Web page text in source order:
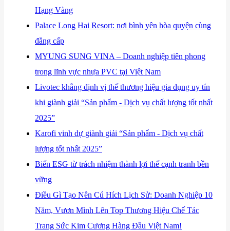
Hạng Vàng
​Palace Long Hai Resort: nơi bình yên hòa quyện cùng
đẳng cấp
​MYUNG SUNG VINA – Doanh nghiệp tiên phong
trong lĩnh vực nhựa PVC tại Việt Nam
​Livotec khẳng định vị thế thương hiệu gia dụng uy tín
khi giành giải “Sản phẩm - Dịch vụ chất lượng tốt nhất
2025”
​Karofi vinh dự giành giải “Sản phẩm - Dịch vụ chất
lượng tốt nhất 2025”
​Biến ESG từ trách nhiệm thành lợi thế cạnh tranh bền
vững
Điều Gì Tạo Nên Cú Hích Lịch Sử: Doanh Nghiệp 10
Năm, Vươn Mình Lên Top Thương Hiệu Chế Tác
Trang Sức Kim Cương Hàng Đầu Việt Nam!